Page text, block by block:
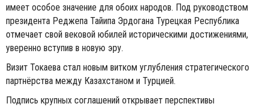
имеет особое значение для обоих народов. Под руководством
президента Реджепа Тайипа Эрдогана Турецкая Республика
отмечает свой вековой юбилей историческими достижениями,
уверенно вступив в новую эру.
Визит Токаева стал новым витком углубления стратегического
партнёрства между Казахстаном и Турцией.
Подпись крупных соглашений открывает перспективы